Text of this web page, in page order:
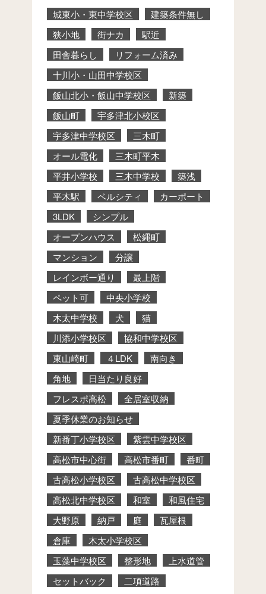
城東小・東中学校区
建築条件無し
狭小地
街ナカ
駅近
田舎暮らし
リフォーム済み
十川小・山田中学校区
飯山北小・飯山中学校区
新築
飯山町
宇多津北小校区
宇多津中学校区
三木町
オール電化
三木町平木
平井小学校
三木中学校
築浅
平木駅
ベルシティ
カーポート
3LDK
シンプル
オープンハウス
松縄町
マンション
分譲
レインボー通り
最上階
ペット可
中央小学校
木太中学校
犬
猫
川添小学校区
協和中学校区
東山崎町
４LDK
南向き
角地
日当たり良好
フレスポ高松
全居室収納
夏季休業のお知らせ
新番丁小学校区
紫雲中学校区
高松市中心街
高松市番町
番町
古高松小学校区
古高松中学校区
高松北中学校区
和室
和風住宅
大野原
納戸 庭
瓦屋根
倉庫
木太小学校区
玉藻中学校区
整形地
上水道管
セットバック
二項道路